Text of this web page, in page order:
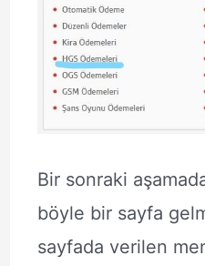
Bir sonraki
böyle bir sayfa
sayfada verilen